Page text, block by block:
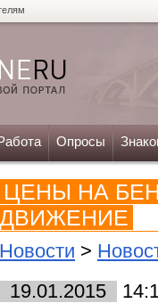
Опросы
ЦЕНЫ НА
ДВИЖЕНИЕ
Новости >
19.01.2015